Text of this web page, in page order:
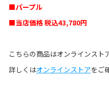
■パープル
■当店価格 税込43,780円
こちらの商品はオンラインスト
詳しくはオンラインストアをご